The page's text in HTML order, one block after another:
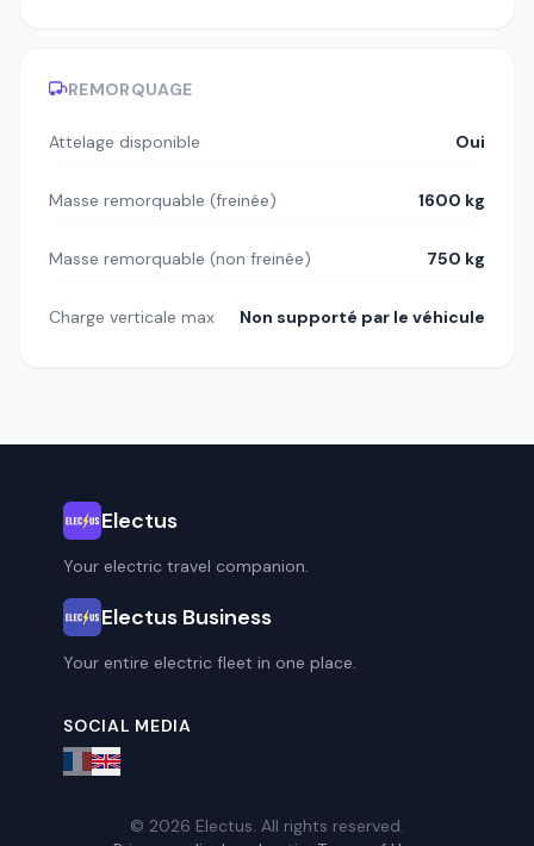
REMORQUAGE
Attelage disponible Oui
Masse remorquable (freinée) 1600 kg
Masse remorquable (non freinée) 750 kg
Charge verticale max Non supporté par le véhicule
Electus
Your electric travel companion.
Electus Business
Your entire electric fleet in one place.
SOCIAL MEDIA
© 2026 Electus. All rights reserved.